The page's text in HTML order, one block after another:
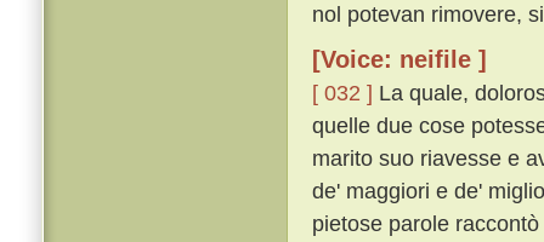
nol potevan rimovere,
[Voice: neifile ]
[ 032 ] La quale,
quelle due cose
marito suo riavesse e
de' maggiori e de'
pietose parole